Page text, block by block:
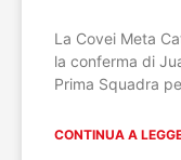
La Covei Meta
la conferma di
Prima Squadra
CONTINUA A